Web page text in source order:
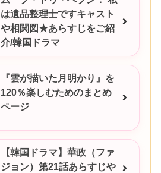
は遺品整理士ですキャスト
や相関図★あらすじをご紹
介/韓国ドラマ
『雲が描いた月明かり』を
120％楽しむためのまとめ
ページ
【韓国ドラマ】華政（ファ
ジョン）第21話あらすじや